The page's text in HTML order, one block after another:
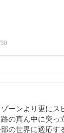
ーンより更に
の真ん中に突っ
の世界に適応す